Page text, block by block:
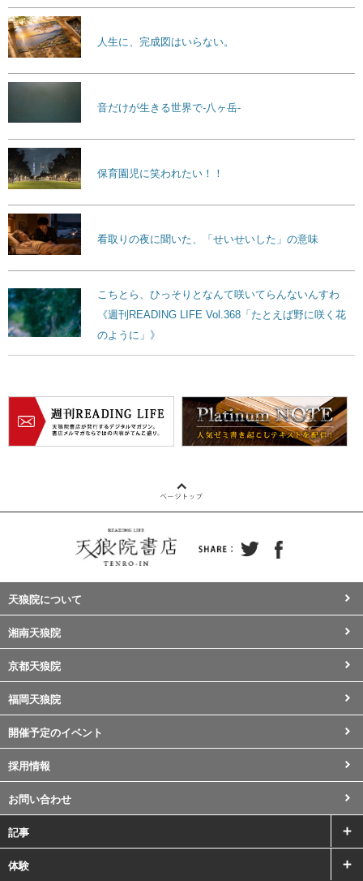
人生に、完成図はいらない。
音だけが生きる世界で-八ヶ岳-
保育園児に笑われたい！！
看取りの夜に聞いた、「せいせいした」の意味
こちとら、ひっそりとなんて咲いてらんないんすわ
《週刊READING LIFE Vol.368「たとえば野に咲く花
のように」》
天狼院について
湘南天狼院
京都天狼院
福岡天狼院
開催予定のイベント
採用情報
お問い合わせ
記事
体験